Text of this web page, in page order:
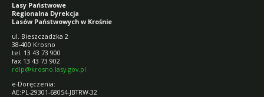
Lasy Państwowe
Regionalna Dyrekcja
Lasów Państwowych w Krośnie
ul. Bieszczadzka 2
38-400 Krosno
tel. 13 43 73 900
fax 13 43 73 902
rdlp@krosno.lasy.gov.pl
e-Doręczenia:
AE:PL-29301-68054-JBTRW-32